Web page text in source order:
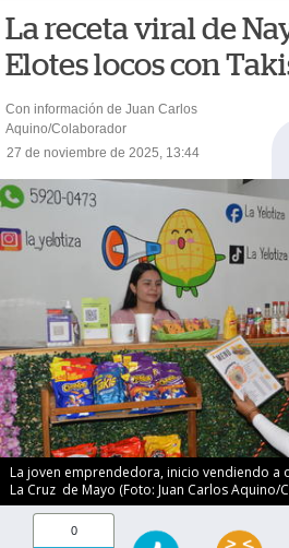
La receta viral de
Elotes locos con
Con información de Juan Carlos
Aquino/Colaborador
27 de noviembre de 2025, 13:44
La joven emprendedora, inicio vendiendo a
La Cruz de Mayo (Foto: Juan Carlos
0